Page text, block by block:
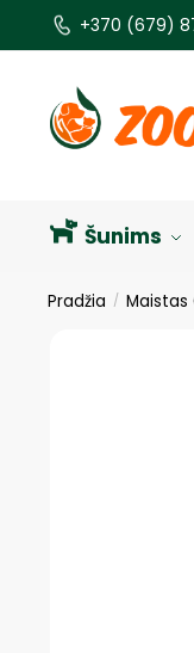
+370 (679)
Šunims
Pradžia / Maistas